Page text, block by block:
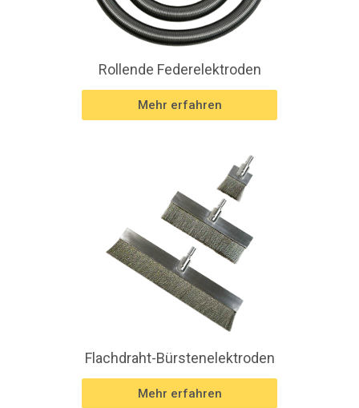
Rollende Federelektroden
Mehr erfahren
Flachdraht-Bürstenelektroden
Mehr erfahren